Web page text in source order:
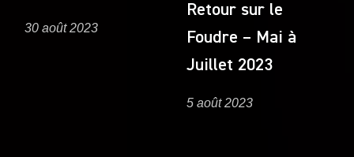
30 août 2023
Retour sur le
Foudre – Mai à
Juillet 2023
5 août 2023